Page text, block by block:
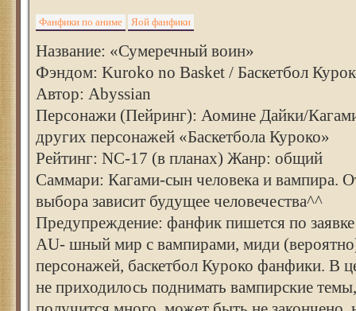
Фанфики по аниме Яой фанфики
Название: «Сумеречный воин»
Фэндом: Kuroko no Basket / Баскетбол
Автор: Abyssian
Персонажи (Пейринг): Аомине Дайки/
других персонажей «Баскетбола Куроко»
Рейтинг: NC-17 (в планах) Жанр: общий
Саммари: Кагами-сын человека и вампира.
выбора зависит будущее человечества^^
Предупреждение: фанфик пишется по
AU- шный мир с вампирами, миди
персонажей, баскетбол Куроко фанфики. В
не приходилось поднимать вампирские